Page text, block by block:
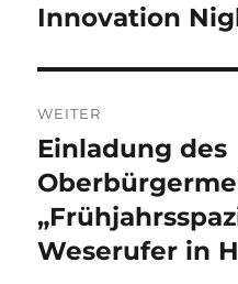
Beitrag:
Innovation
WEITER
Nächster
Beitrag:
Einladung des
Weserufer in